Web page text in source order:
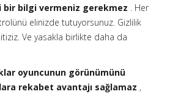
bir bilgi vermeniz gerekmez . Her
elinizde tutuyorsunuz. Gizlilik
Ve yasakla birlikte daha da
oyuncunun görünümünü
rekabet avantajı sağlamaz ,